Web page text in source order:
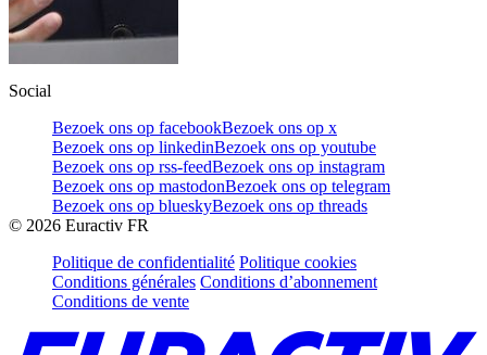
Social
Bezoek ons op facebookBezoek ons op x
Bezoek ons op linkedinBezoek ons op youtube
Bezoek ons op rss-feedBezoek ons op instagram
Bezoek ons op mastodonBezoek ons op telegram
Bezoek ons op blueskyBezoek ons op threads
© 2026 Euractiv FR
Politique de confidentialité Politique cookies
Conditions générales Conditions d’abonnement
Conditions de vente